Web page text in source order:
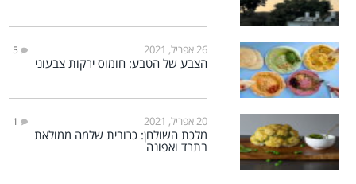
26 אפריל, 2021 5
הצבע של הטבע: חומוס ירקות צבעוני
20 אפריל, 2021 1
מלכת השולחן: כרובית שלמה ממולאת
בתרד ואפונה